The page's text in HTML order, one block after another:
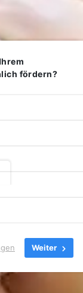
fördern?
Weiter